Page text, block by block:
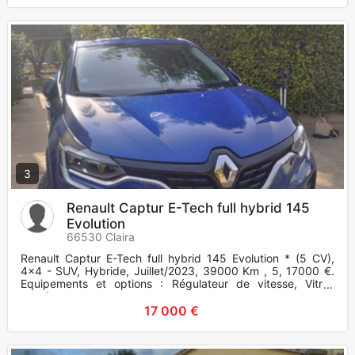
3
Renault Captur E-Tech full hybrid 145
Evolution
66530 Claira
Renault Captur E-Tech full hybrid 145 Evolution * (5 CV),
4x4 - SUV, Hybride, Juillet/2023, 39000 Km , 5, 17000 €.
Equipements et options : Régulateur de vitesse, Vitres
teintées.
17 000 €